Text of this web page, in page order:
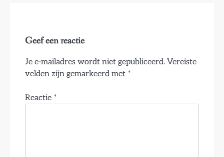
Geef een reactie
Je e-mailadres wordt niet gepubliceerd. Vereiste
velden zijn gemarkeerd met *
Reactie *